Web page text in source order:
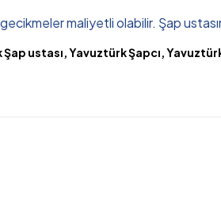
maliyetli olabilir. Şap
ustası, Yavuztürk Şapcı,